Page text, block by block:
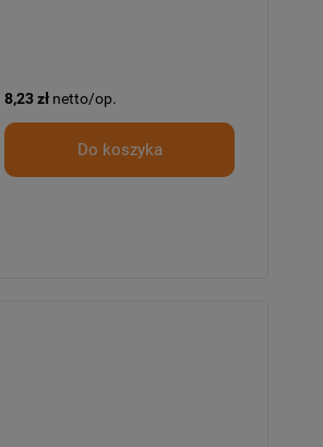
8,23 zł netto/op.
Do koszyka